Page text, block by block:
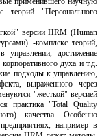
теорий "Персонального
версии HRM (Human
-комплекс теорий,
управлении, достижение
духа и т.д.
подходы к управлению,
выраженного через
"жесткой" версией
практика "Total Quality
качества. Особенно
например в